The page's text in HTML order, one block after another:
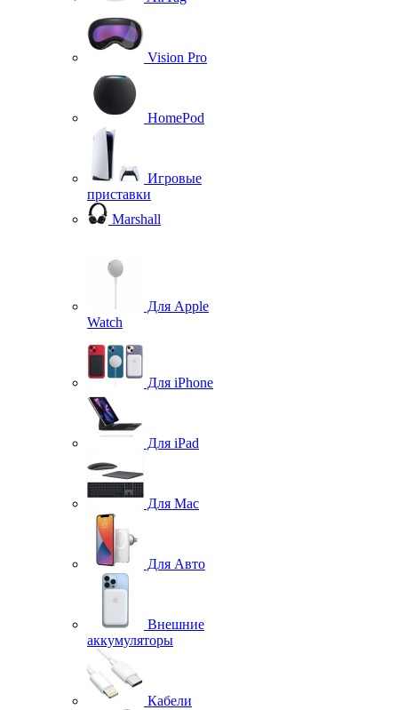
Vision Pro
HomePod
Игровые
приставки
Marshall
Для Apple
Watch
Для iPhone
Для iPad
Для Mac
Для Авто
Внешние
аккумуляторы
Кабели